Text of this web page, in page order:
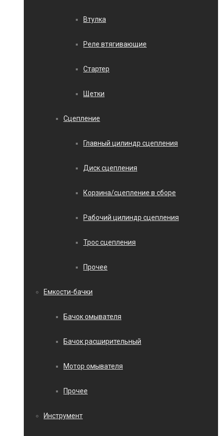
Втулка
Реле втягивающие
Стартер
Щетки
Сцепление
Главный цилиндр сцепления
Диск сцепления
Корзина/сцепление в сборе
Рабочий цилиндр сцепления
Трос сцепления
Прочее
Емкости-бачки
Бачок омывателя
Бачок расширительный
Мотор омывателя
Прочее
Инструмент